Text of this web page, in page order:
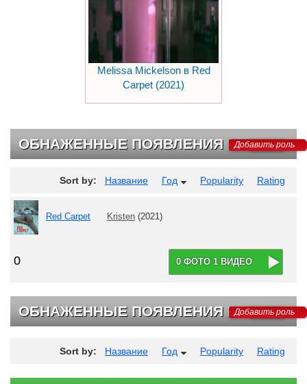
Melissa Mickelson в Red
Carpet (2021)
ОБНАЖЕННЫЕ ПОЯВЛЕНИЯ Добавить роль
Sort by: Название Год Popularity Rating
Red Carpet Kristen (2021)
0 ФОТО 1 ВИДЕО
0
ОБНАЖЕННЫЕ ПОЯВЛЕНИЯ НА ТВ
Добавить роль
Sort by: Название Год Popularity Rating